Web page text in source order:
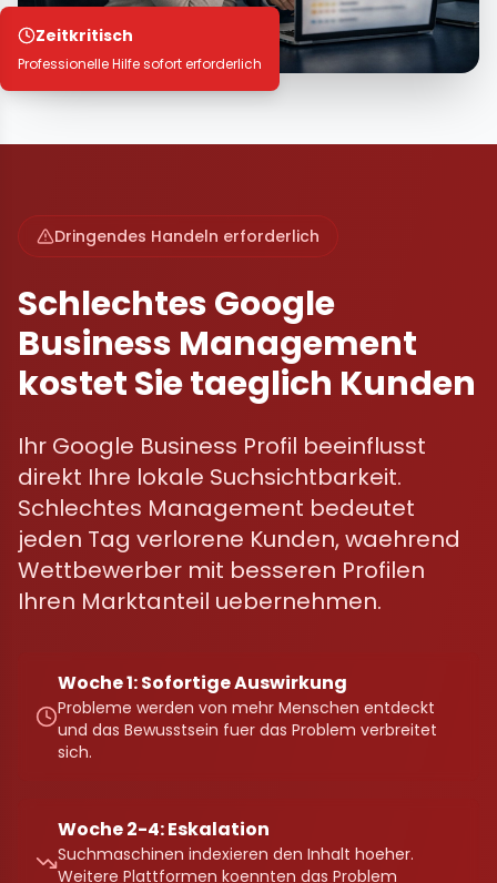
Zeitkritisch
Professionelle Hilfe sofort erforderlich
Dringendes Handeln erforderlich
Schlechtes Google
Business Management
kostet Sie taeglich Kunden
Ihr Google Business Profil beeinflusst
direkt Ihre lokale Suchsichtbarkeit.
Schlechtes Management bedeutet
jeden Tag verlorene Kunden, waehrend
Wettbewerber mit besseren Profilen
Ihren Marktanteil uebernehmen.
Woche 1: Sofortige Auswirkung
Probleme werden von mehr Menschen entdeckt
und das Bewusstsein fuer das Problem verbreitet
sich.
Woche 2-4: Eskalation
Suchmaschinen indexieren den Inhalt hoeher.
Weitere Plattformen koennten das Problem